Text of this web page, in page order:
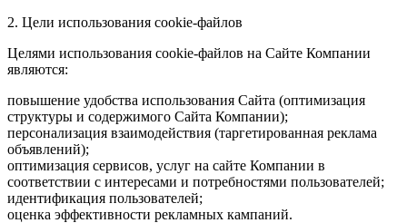
2. Цели использования cookie-файлов
Целями использования cookie-файлов на Сайте Компании
являются:
повышение удобства использования Сайта (оптимизация
структуры и содержимого Сайта Компании);
персонализация взаимодействия (таргетированная реклама
объявлений);
оптимизация сервисов, услуг на сайте Компании в
соответствии с интересами и потребностями пользователей;
идентификация пользователей;
оценка эффективности рекламных кампаний.